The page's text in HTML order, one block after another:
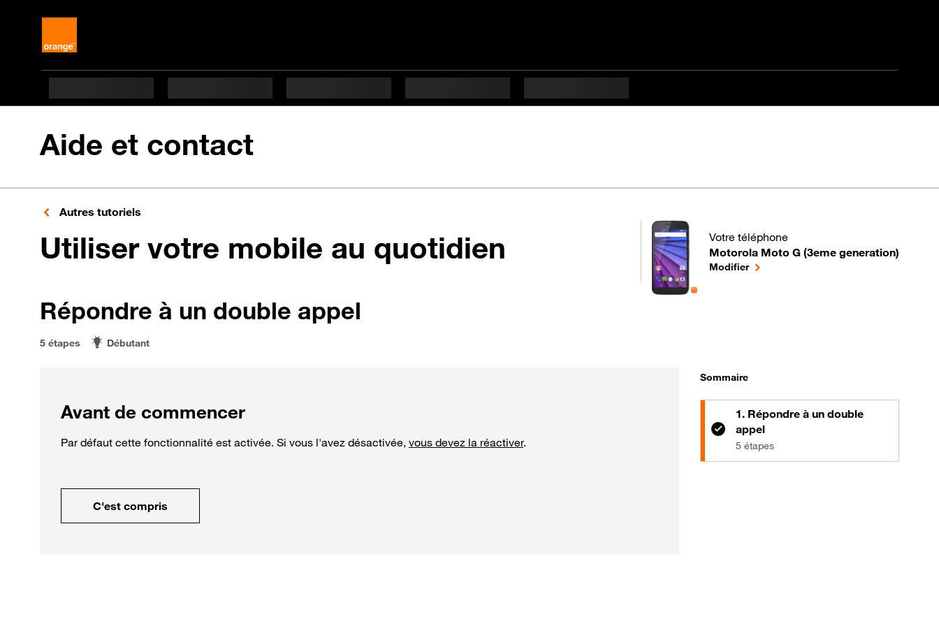
Aide et contact
Autres tutoriels
Utiliser votre mobile au quotidien
Votre téléphone
Motorola Moto G (3eme generation)
pour votre Motorola Moto G (3eme generation)
Modifierle téléphone sélectionné
Répondre à un double appel
5 étapes Débutant
Avant de commencer
Par défaut cette fonctionnalité est activée. Si vous l'avez désactivée, vous devez la réactiver.
C'est compris
Sommaire
1. Répondre à un double
appel
5 étapes